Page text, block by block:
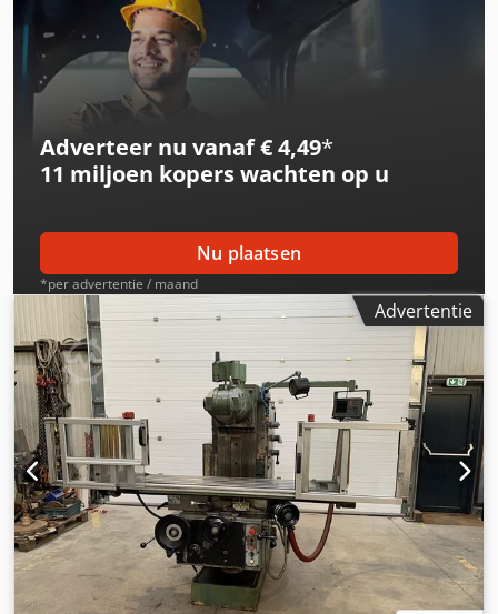
2000 x 600 mm Bouwjaar 1991 Spanning 380 V Diepte 2500
mm Totale hoogte 4000 mm Crsdozmycvopfx Ab Eof
Gewicht: ca. 9 T
Adverteer nu vanaf € 4,49*
11 miljoen koperswachten op u
Nu plaatsen
*per advertentie / maand
Advertentie